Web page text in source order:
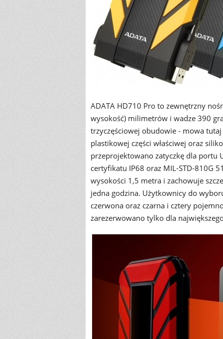
ADATA HD710 Pro to zewnętrzny
wysokość) milimetrów i wadze 390
trzyczęściowej obudowie - mowa
plastikowej części właściwej oraz
przeprojektowano zatyczkę dla portu
certyfikatu IP68 oraz MIL-STD-810G
wysokości 1,5 metra i zachowuje
jedna godzina. Użytkownicy do
czerwona oraz czarna i cztery
zarezerwowano tylko dla